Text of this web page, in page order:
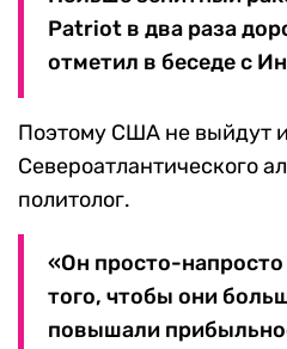
Patriot в два раза
отметил в беседе с
Поэтому США не выйдут
Североатлантического
политолог.
«Он просто-
того, чтобы они
повышали